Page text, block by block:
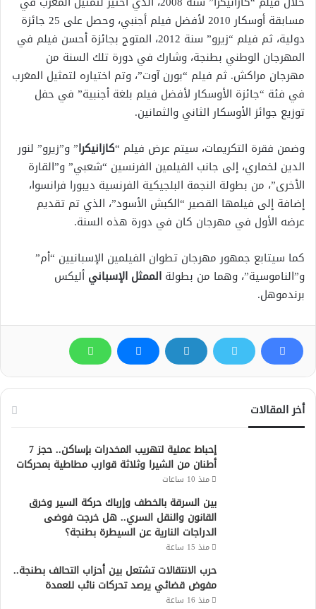
مسابقة أوسكار 2010 لأفضل فيلم أجنبي، وحصل على 25 جائزة
دولية، ثم فيلم “زيرو” سنة 2012، المتوج بجائزة أحسن فيلم في
المهرجان الوطني بطنجة، وشارك في دورة تلك السنة من
مهرجان مراكش. ثم فيلم “بورن آوت”، وتم اختياره لتمثيل المغرب
في فئة “جائزة الأوسكار لأفضل فيلم بلغة أجنبية” في حفل
توزيع جوائز الأوسكار الثاني والثمانين.
وضمن فقرة التكريمات، سيتم عرض فيلم “كازانيكرا” و”زيرو” لنور
الدين لخماري، إلى جانب الفيلمين الفرنسين “شعبي” و”القارة
الأخرى”، من بطولة النجمة البلجيكية الفرنسية ديبورا فرانسوا،
إضافة إلى فيلمها القصير “الكبش الأسود”، الذي تم تقديم
عرضه الأول في مهرجان كان في دورة هذه السنة.
كما سيتابع جمهور مهرجان تطوان الفيلمين الإسبانيين “أم”
و”الناموسية”، وهما من بطولة الممثل الإسباني أليكس
برندموهل.
أخر المقالات
إحباط عملية لتهريب المخدرات بإساكن.. حجز 7
أطنان من الشيرا وثلاثة قوارب مطاطية بمحركات
منذ 10 ساعات
بين السرقة بالخطف وإرباك حركة السير وخرق
القانون والنقل السري.. هل خرجت فوضى
الدراجات النارية عن السيطرة بطنجة؟
منذ 15 ساعة
حرب الانتقالات تشتعل بين أحزاب التحالف بطنجة..
مفوض قضائي يرصد تحركات نائب للعمدة
منذ 16 ساعة